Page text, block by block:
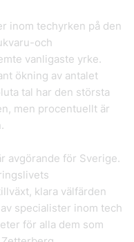
inom techyrken på den
och
vanligaste yrke.
ökning av antalet
tal har den största
men procentuellt är
avgörande för Sverige.
klara välfärden
specialister inom tech
för alla dem som